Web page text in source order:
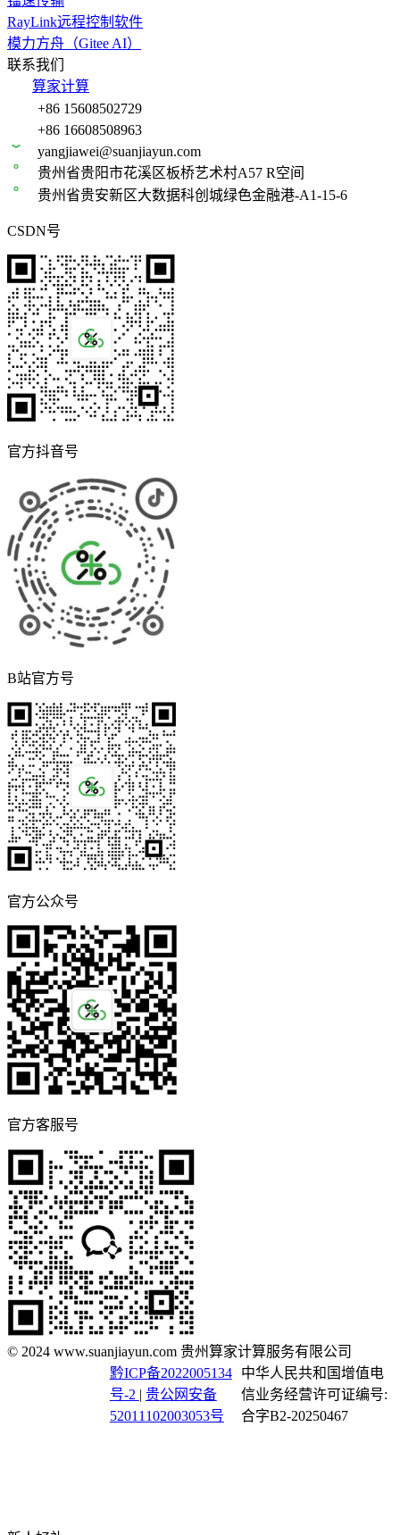
RayLink远程控制软件
模力方舟（Gitee AI）
联系我们
算家计算
+86 15608502729
+86 16608508963
yangjiawei@suanjiayun.com
贵州省贵阳市花溪区板桥艺术村A57 R空间
贵州省贵安新区大数据科创城绿色金融港-A1-15-6
CSDN号
官方抖音号
B站官方号
官方公众号
官方客服号
© 2024 www.suanjiayun.com 贵州算家计算服务有限公司
黔ICP备2022005134
号-2 | 贵公网安备
52011102003053号
中华人民共和国增值电
信业务经营许可证编号:
合字B2-20250467